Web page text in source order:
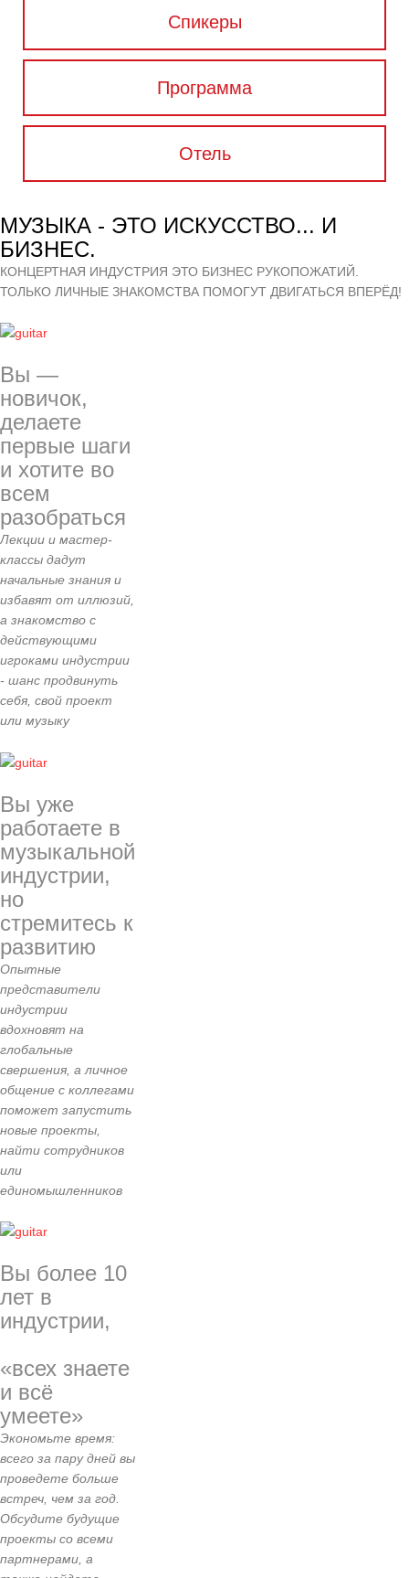
Спикеры
Программа
Отель
МУЗЫКА - ЭТО ИСКУССТВО... И
БИЗНЕС.
КОНЦЕРТНАЯ ИНДУСТРИЯ ЭТО БИЗНЕС РУКОПОЖАТИЙ.
ТОЛЬКО ЛИЧНЫЕ ЗНАКОМСТВА ПОМОГУТ ДВИГАТЬСЯ ВПЕРЁД!
Вы —
новичок,
делаете
первые шаги
и хотите во
всем
разобраться
Лекции и мастер-
классы дадут
начальные знания и
избавят от иллюзий,
а знакомство с
действующими
игроками индустрии
- шанс продвинуть
себя, свой проект
или музыку
Вы уже
работаете в
музыкальной
индустрии,
но
стремитесь к
развитию
Опытные
представители
индустрии
вдохновят на
глобальные
свершения, а личное
общение с коллегами
поможет запустить
новые проекты,
найти сотрудников
или
единомышленников
Вы более 10
лет в
индустрии,
«всех знаете
и всё
умеете»
Экономьте время:
всего за пару дней вы
проведете больше
встреч, чем за год.
Обсудите будущие
проекты со всеми
партнерами, а